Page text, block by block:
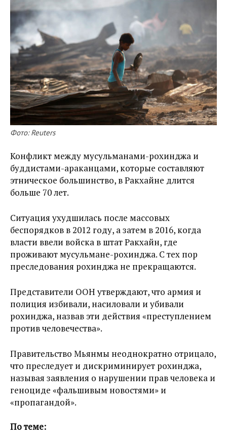
Фото: Reuters
Конфликт между мусульманами-рохинджа и
буддистами-араканцами, которые составляют
этническое большинство, в Ракхайне длится
больше 70 лет.
Ситуация ухудшилась после массовых
беспорядков в 2012 году, а затем в 2016, когда
власти ввели войска в штат Ракхайн, где
проживают мусульмане-рохинджа. С тех пор
преследования рохинджа не прекращаются.
Представители ООН утверждают, что армия и
полиция избивали, насиловали и убивали
рохинджа, назвав эти действия «преступлением
против человечества».
Правительство Мьянмы неоднократно отрицало,
что преследует и дискриминирует рохинджа,
называя заявления о нарушении прав человека и
геноциде «фальшивым новостями» и
«пропагандой».
По теме: